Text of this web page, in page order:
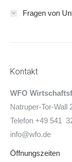
Fragen von
Kontakt
WFO
Natruper-Tor-Wall
Telefon +49 541
info@wfo.de
Öffnungszeiten